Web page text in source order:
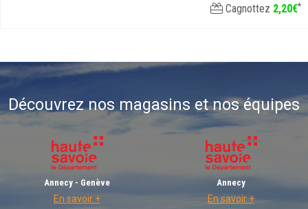
Cagnottez 2,20€*
Découvrez nos magasins et nos équipes
Annecy - Genève
En savoir +
Annecy
En savoir +